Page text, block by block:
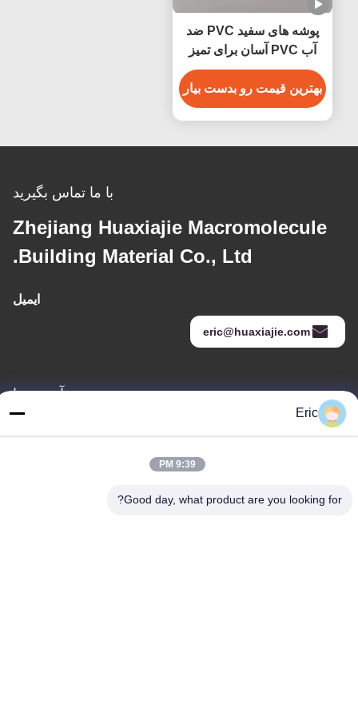
پوشه های سفید PVC ضد
آب PVC آسان برای تمیز
کردن
بهترین قیمت رو بدست بیار
با ما تماس بگیرید
Zhejiang Huaxiajie Macromolecule
Building Material Co., Ltd.
ایمیل
eric@huaxiajie.com
آدرس ما
خطاب
تلفن
Eric
9:39 PM
Good day, what product are you looking for?